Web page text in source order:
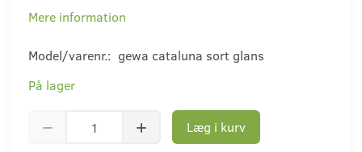
Mere information
Model/varenr.: gewa cataluna sort glans
På lager
Læg i kurv